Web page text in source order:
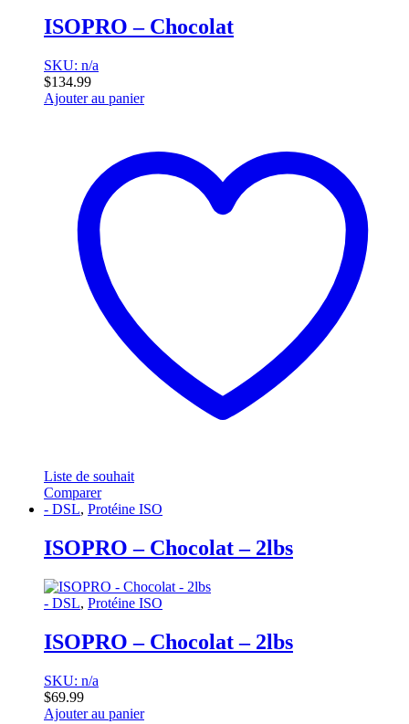
ISOPRO – Chocolat
SKU: n/a
$134.99
Ajouter au panier
Liste de souhait
Comparer
- DSL, Protéine ISO
ISOPRO – Chocolat – 2lbs
- DSL, Protéine ISO
ISOPRO – Chocolat – 2lbs
SKU: n/a
$69.99
Ajouter au panier